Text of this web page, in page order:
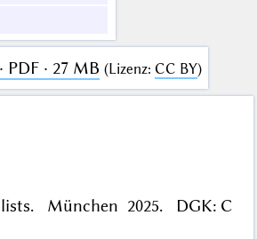
PDF · 27 MB (Lizenz: CC BY)
München 2025. DGK: C